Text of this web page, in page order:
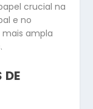
crucial na
e no
ampla
DE